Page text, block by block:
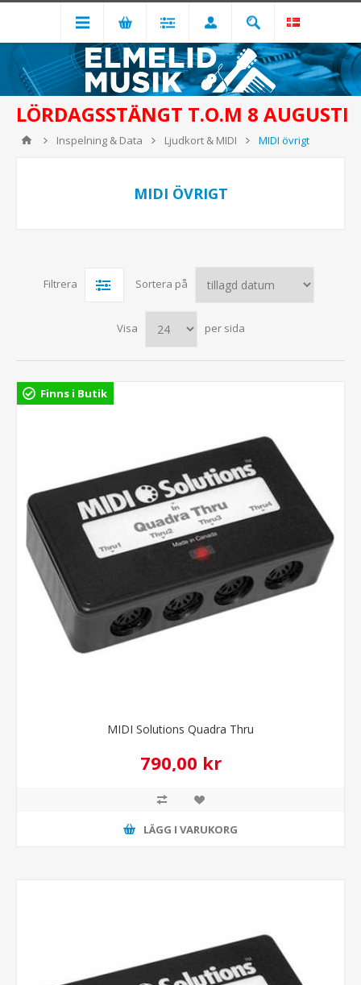
LÖRDAGSSTÄNGT T.O.M 8 AUGUSTI
Inspelning & Data Ljudkort & MIDI MIDI övrigt
MIDI ÖVRIGT
Filtrera Sortera på
Visa per sida
Finns i Butik
MIDI Solutions Quadra Thru
790,00 kr
LÄGG I VARUKORG